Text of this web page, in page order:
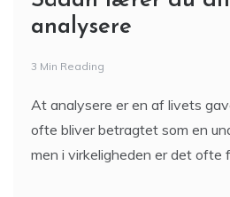
analysere
3 Min Reading
At analysere er en af livets
ofte bliver betragtet som en
men i virkeligheden er det ofte